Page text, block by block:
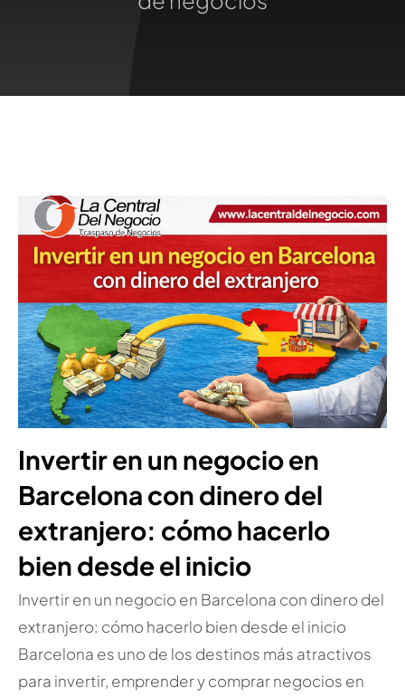
Invertir en un negocio en
Barcelona con dinero del
extranjero: cómo hacerlo
bien desde el inicio
Invertir en un negocio en Barcelona con dinero del
extranjero: cómo hacerlo bien desde el inicio
Barcelona es uno de los destinos más atractivos
para invertir, emprender y comprar negocios en